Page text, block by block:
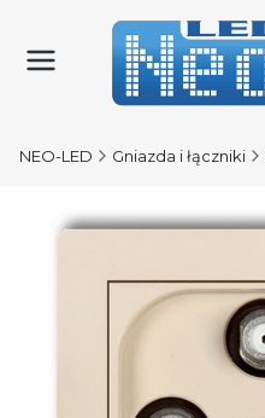
NEO-LED Gniazda i łączniki